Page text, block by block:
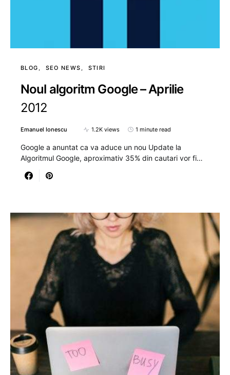
BLOG SEO NEWS STIRI
Noul algoritm Google – Aprilie
2012
Emanuel Ionescu 1.2K views 1 minute read
Google a anuntat ca va aduce un nou Update la
Algoritmul Google, aproximativ 35% din cautari vor fi…